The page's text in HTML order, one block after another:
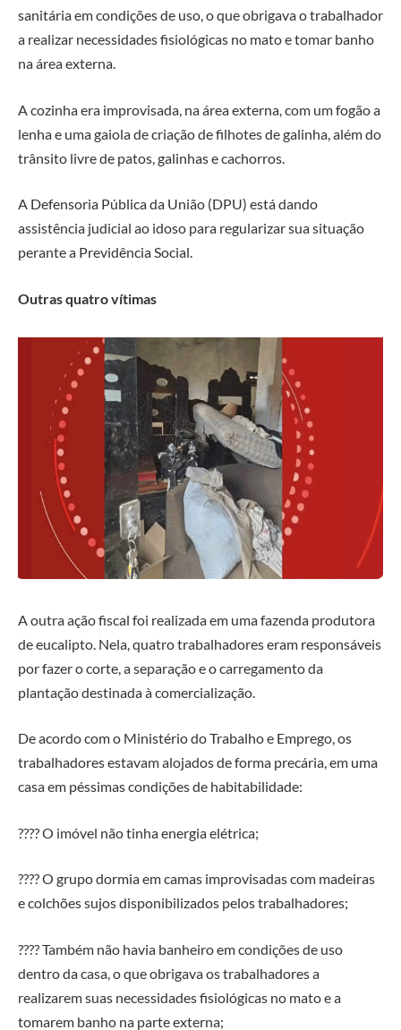
sanitária em condições de uso, o que obrigava o trabalhador
a realizar necessidades fisiológicas no mato e tomar banho
na área externa.
A cozinha era improvisada, na área externa, com um fogão a
lenha e uma gaiola de criação de filhotes de galinha, além do
trânsito livre de patos, galinhas e cachorros.
A Defensoria Pública da União (DPU) está dando
assistência judicial ao idoso para regularizar sua situação
perante a Previdência Social.
Outras quatro vítimas
A outra ação fiscal foi realizada em uma fazenda produtora
de eucalipto. Nela, quatro trabalhadores eram responsáveis
por fazer o corte, a separação e o carregamento da
plantação destinada à comercialização.
De acordo com o Ministério do Trabalho e Emprego, os
trabalhadores estavam alojados de forma precária, em uma
casa em péssimas condições de habitabilidade:
???? O imóvel não tinha energia elétrica;
???? O grupo dormia em camas improvisadas com madeiras
e colchões sujos disponibilizados pelos trabalhadores;
???? Também não havia banheiro em condições de uso
dentro da casa, o que obrigava os trabalhadores a
realizarem suas necessidades fisiológicas no mato e a
tomarem banho na parte externa;